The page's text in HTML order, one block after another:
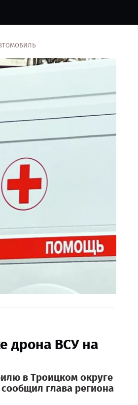
дрона ВСУ на
в Троицком округе
глава региона